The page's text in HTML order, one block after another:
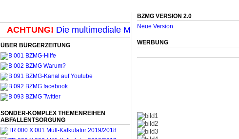
ACHTUNG!Die multimediale Mit-Mach-Zeitung für
ÜBER BÜRGERZEITUNG
SONDER-KOMPLEX THEMENREIHEN
ABFALLENTSORGUNG
BZMG VERSION 2.0
Neue Version
WERBUNG